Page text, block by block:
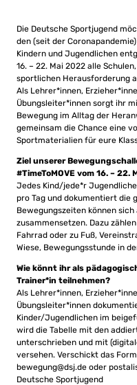
Die Deutsche Sportjugend
den (seit der
Kindern und Jugendlichen
16. – 22. Mai 2022 alle
sportlichen Herausforderung
Als Lehrer*innen,
Übungsleiter*innen sorgt ihr
Bewegung im Alltag der
gemeinsam die Chance eine
Sportmaterialien für eure
Ziel unserer
#TimeToMOVE vom 16. – 22.
Jedes Kind/jede*r
pro Tag und dokumentiert die
Bewegungszeiten können
zusammensetzen. Dazu
Fahrrad oder zu Fuß,
Wiese, Bewegungsstunde in
Wie könnt ihr als
Trainer*in teilnehmen?
Als Lehrer*innen,
Übungsleiter*innen
Kinder/Jugendlichen im
wird die Tabelle mit den
unterschrieben und mit
versehen. Verschickt das
bewegung@dsj.de oder
Deutsche Sportjugend